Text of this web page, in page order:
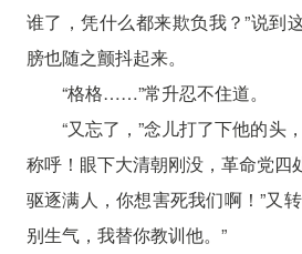
谁了，凭什么都来欺负我？”说到
膀也随之颤抖起来。
“格格……”常升忍不住道。
“又忘了，”念儿打了下他的头
称呼！眼下大清朝刚没，革命党四
驱逐满人，你想害死我们啊！”又
别生气，我替你教训他。”